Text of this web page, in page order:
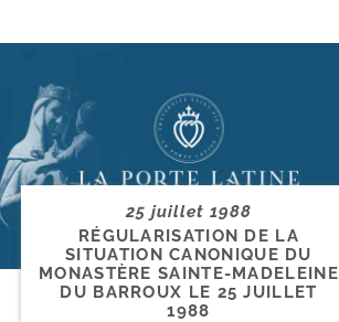
25 juillet 1988
RÉGULARISATION DE LA
SITUATION CANONIQUE DU
MONASTÈRE SAINTE-​MADELEINE
DU BARROUX LE 25 JUILLET
1988